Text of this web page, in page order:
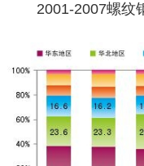
2001-2007螺纹